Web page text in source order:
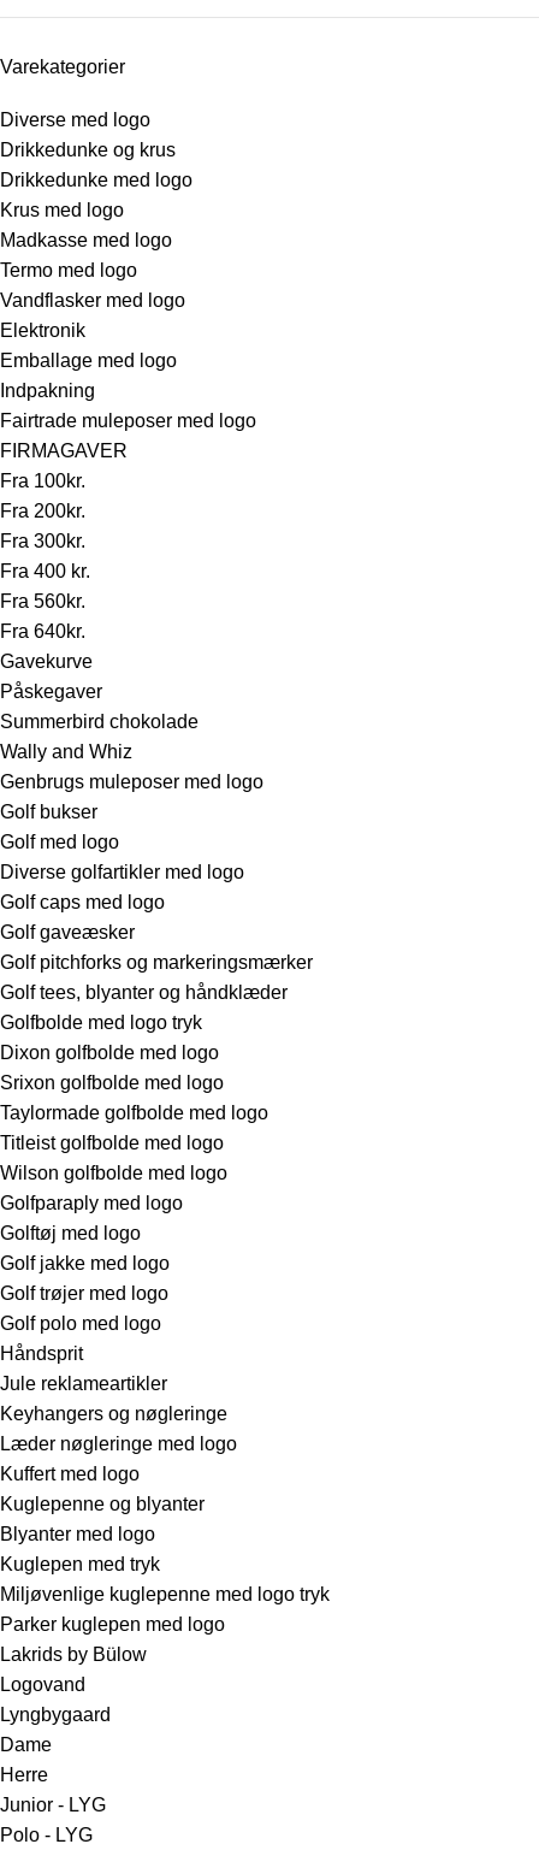
Varekategorier
Diverse med logo
Drikkedunke og krus
Drikkedunke med logo
Krus med logo
Madkasse med logo
Termo med logo
Vandflasker med logo
Elektronik
Emballage med logo
Indpakning
Fairtrade muleposer med logo
FIRMAGAVER
Fra 100kr.
Fra 200kr.
Fra 300kr.
Fra 400 kr.
Fra 560kr.
Fra 640kr.
Gavekurve
Påskegaver
Summerbird chokolade
Wally and Whiz
Genbrugs muleposer med logo
Golf bukser
Golf med logo
Diverse golfartikler med logo
Golf caps med logo
Golf gaveæsker
Golf pitchforks og markeringsmærker
Golf tees, blyanter og håndklæder
Golfbolde med logo tryk
Dixon golfbolde med logo
Srixon golfbolde med logo
Taylormade golfbolde med logo
Titleist golfbolde med logo
Wilson golfbolde med logo
Golfparaply med logo
Golftøj med logo
Golf jakke med logo
Golf trøjer med logo
Golf polo med logo
Håndsprit
Jule reklameartikler
Keyhangers og nøgleringe
Læder nøgleringe med logo
Kuffert med logo
Kuglepenne og blyanter
Blyanter med logo
Kuglepen med tryk
Miljøvenlige kuglepenne med logo tryk
Parker kuglepen med logo
Lakrids by Bülow
Logovand
Lyngbygaard
Dame
Herre
Junior - LYG
Polo - LYG